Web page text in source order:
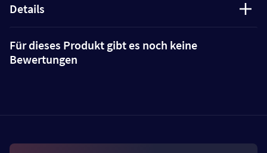
Details
Für dieses Produkt gibt es noch keine
Bewertungen